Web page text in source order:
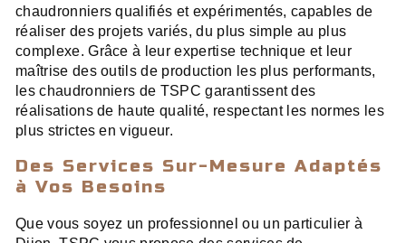
chaudronniers qualifiés et expérimentés, capables de
réaliser des projets variés, du plus simple au plus
complexe. Grâce à leur expertise technique et leur
maîtrise des outils de production les plus performants,
les chaudronniers de TSPC garantissent des
réalisations de haute qualité, respectant les normes les
plus strictes en vigueur.
Des Services Sur-Mesure Adaptés
à Vos Besoins
Que vous soyez un professionnel ou un particulier à